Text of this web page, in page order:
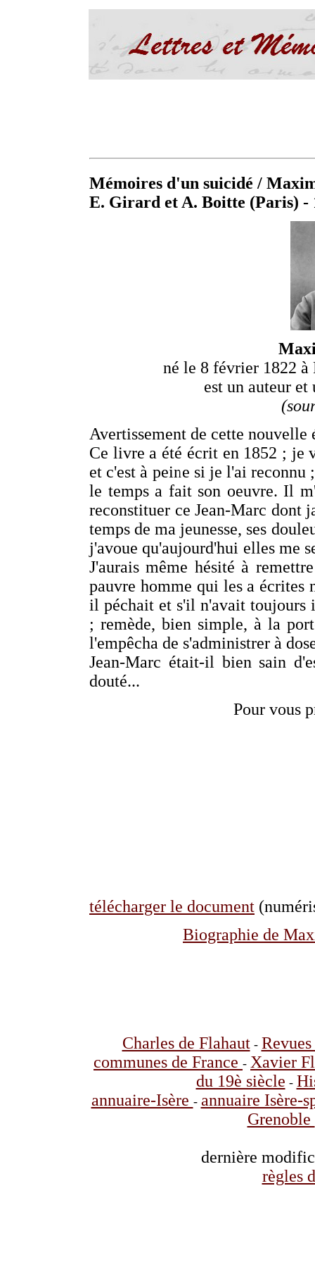
Mémoires d'un suicidé /
E. Girard et A. Boitte (Paris) -
né le 8 février 1822
est un auteur
Avertissement de cette
Ce livre a été écrit en 1852 ; je
et c'est à peine si je l'ai reconnu
le temps a fait son oeuvre. Il
reconstituer ce Jean-Marc dont
temps de ma jeunesse, ses
j'avoue qu'aujourd'hui elles me
J'aurais même hésité à
pauvre homme qui les a écrites
il péchait et s'il n'avait toujours
; remède, bien simple, à la
l'empêcha de s'administrer à
Jean-Marc était-il bien sain
douté...
Pour vous
télécharger le document
Biographie de
Charles de Flahaut-
communes de France - Xavier
du 19è siècle -
annuaire-Isère - annuaire Isère-
Grenoble
dernière
règles